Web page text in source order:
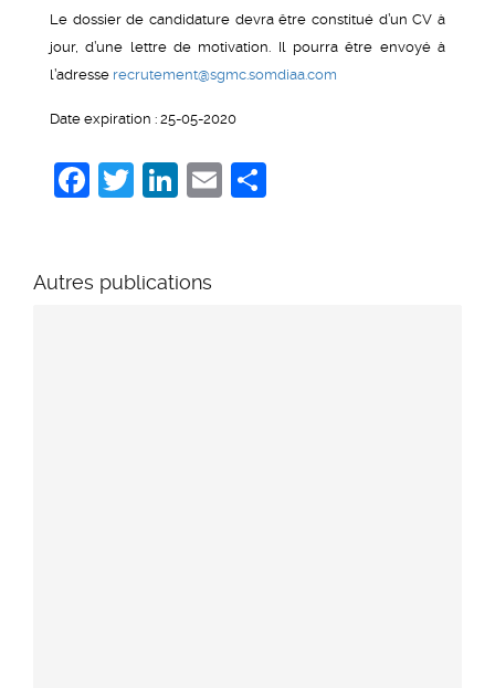
Le dossier de candidature devra être constitué d’un CV à
jour, d’une lettre de motivation. Il pourra être envoyé à
l’adresse recrutement@sgmc.somdiaa.com
Date expiration : 25-05-2020
Facebook
Twitter
LinkedIn
Email
Autres publications